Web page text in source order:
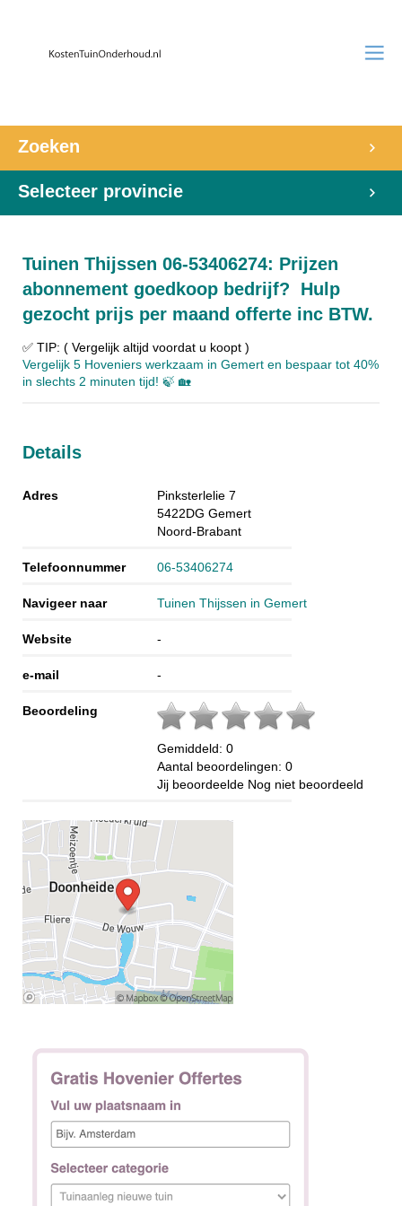
Zoeken
Selecteer provincie
Tuinen Thijssen 06-53406274: Prijzen
abonnement goedkoop bedrijf? Hulp
gezocht prijs per maand offerte inc BTW.
✅ TIP: ( Vergelijk altijd voordat u koopt )
Vergelijk 5 Hoveniers werkzaam in Gemert en bespaar tot 40%
in slechts 2 minuten tijd! 🍃 🏡
Details
Adres
Pinksterlelie 7
5422DG Gemert
Noord-Brabant
Telefoonnummer 06-53406274
Navigeer naar Tuinen Thijssen in Gemert
Website -
e-mail -
Beoordeling
Gemiddeld: 0
Aantal beoordelingen: 0
Jij beoordeelde Nog niet beoordeeld